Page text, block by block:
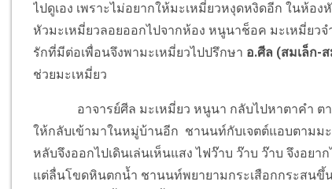
ไปดูเอง เพราะไม่อยากให้มะเหมี่ยวหงุดหงิดอีก ในห้อ
หัวมะเหมี่ยวลอยออกไปจากห้อง หนูนาช็อค มะเหมี่ยว
รักที่มีต่อเพื่อนจึงพามะเหมี่ยวไปปรึกษา อ.ศีล (สมเล็ก-
ช่วยมะเหมี่ยว
อาจารย์ศีล มะเหมี่ยว หนูนา กลับไปหาตาคำ ตาค
ให้กลับเข้ามาในหมู่บ้านอีก ชานนท์กับเจตต์แอบตามม
หลับจึงออกไปเดินเล่นเห็นแสง ไฟว๊าบ ว๊าบ ว๊าบ จึงอยา
แต่ลื่นโขดหินตกน้ำ ชานนท์พยายามกระเสือกกระสนขึ้